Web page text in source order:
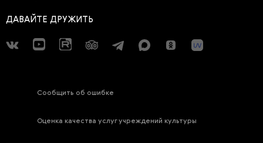
ДАВАЙТЕ ДРУЖИТЬ
Сообщить об ошибке
Оценка качества услуг учреждений культуры